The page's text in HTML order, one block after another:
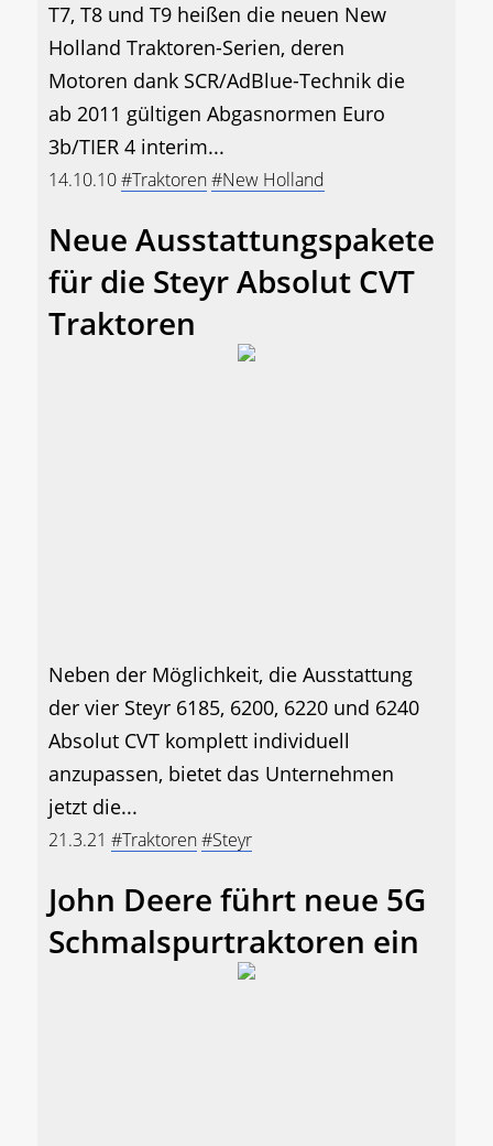
T7, T8 und T9 heißen die neuen New
Holland Traktoren-Serien, deren
Motoren dank SCR/AdBlue-Technik die
ab 2011 gültigen Abgasnormen Euro
3b/TIER 4 interim...
14.10.10#Traktoren#New Holland
Neue Ausstattungspakete
für die Steyr Absolut CVT
Traktoren
Neben der Möglichkeit, die Ausstattung
der vier Steyr 6185, 6200, 6220 und 6240
Absolut CVT komplett individuell
anzupassen, bietet das Unternehmen
jetzt die...
21.3.21 #Traktoren#Steyr
John Deere führt neue 5G
Schmalspurtraktoren ein